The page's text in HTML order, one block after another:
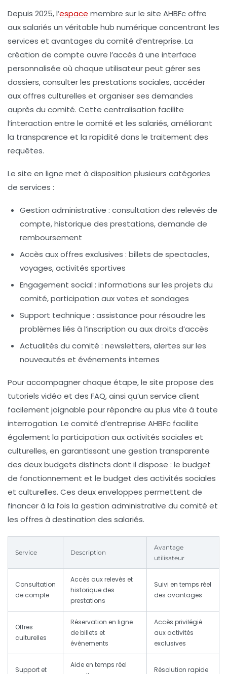
Depuis 2025, l’espace membre sur le site AHBFc offre
aux salariés un véritable hub numérique concentrant les
services et avantages du comité d’entreprise. La
création de compte ouvre l’accès à une interface
personnalisée où chaque utilisateur peut gérer ses
dossiers, consulter les prestations sociales, accéder
aux offres culturelles et organiser ses demandes
auprès du comité. Cette centralisation facilite
l’interaction entre le comité et les salariés, améliorant
la transparence et la rapidité dans le traitement des
requêtes.
Le site en ligne met à disposition plusieurs catégories
de services :
Gestion administrative : consultation des relevés de
compte, historique des prestations, demande de
remboursement
Accès aux offres exclusives : billets de spectacles,
voyages, activités sportives
Engagement social : informations sur les projets du
comité, participation aux votes et sondages
Support technique : assistance pour résoudre les
problèmes liés à l’inscription ou aux droits d’accès
Actualités du comité : newsletters, alertes sur les
nouveautés et événements internes
Pour accompagner chaque étape, le site propose des
tutoriels vidéo et des FAQ, ainsi qu’un service client
facilement joignable pour répondre au plus vite à toute
interrogation. Le comité d’entreprise AHBFc facilite
également la participation aux activités sociales et
culturelles, en garantissant une gestion transparente
des deux budgets distincts dont il dispose : le budget
de fonctionnement et le budget des activités sociales
et culturelles. Ces deux enveloppes permettent de
financer à la fois la gestion administrative du comité et
les offres à destination des salariés.
Service Description
Avantage
utilisateur
Consultation
de compte
Accès aux relevés et
historique des
prestations
Suivi en temps réel
des avantages
Offres
culturelles
Réservation en ligne
de billets et
événements
Accès privilégié
aux activités
exclusives
Support et
Aide en temps réel
Résolution rapide